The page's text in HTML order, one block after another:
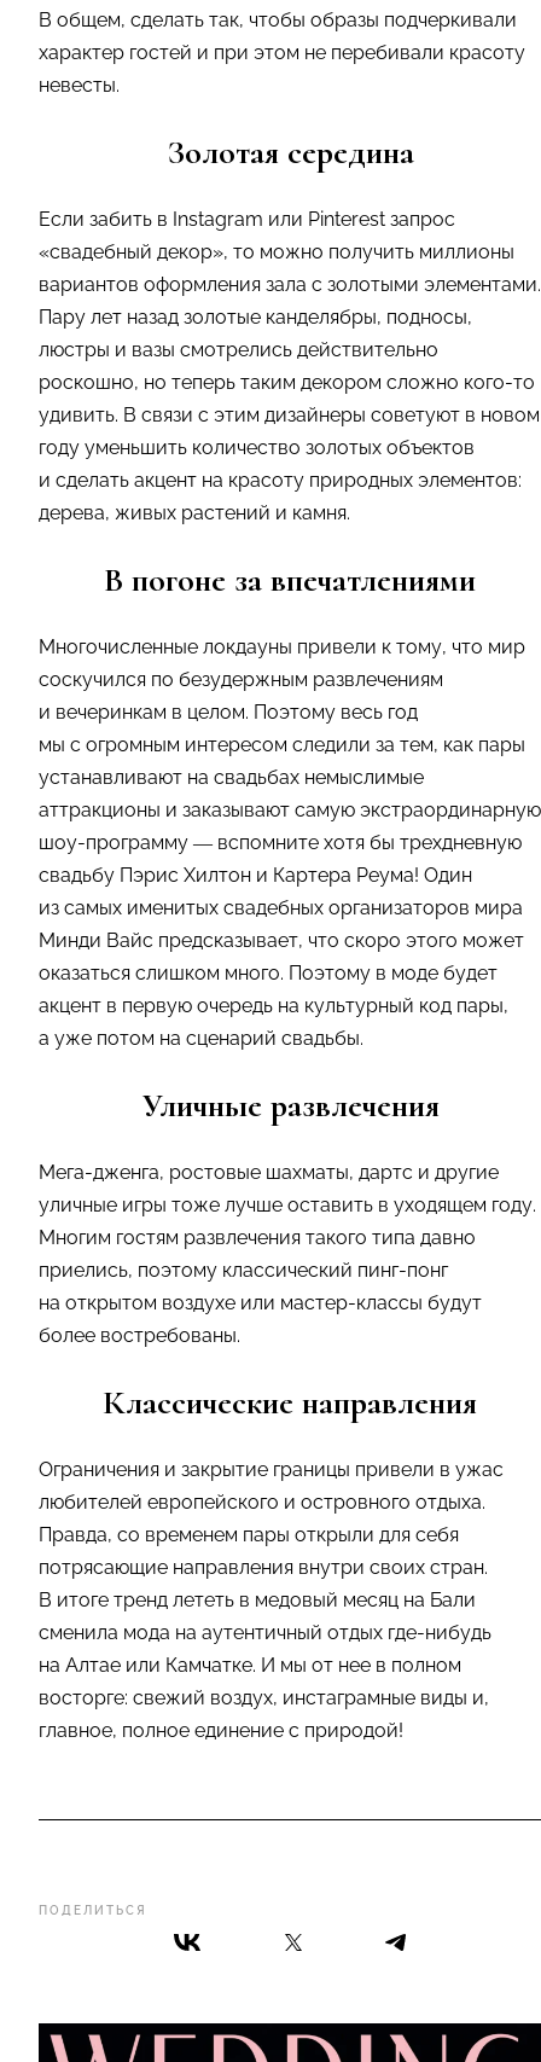
ПОДЕЛИТЬСЯ
В общем, сделать так, чтобы образы подчеркивали
характер гостей и при этом не перебивали красоту
невесты.
Золотая середина
Если забить в Instagram или Pinterest запрос
«свадебный декор», то можно получить миллионы
вариантов оформления зала с золотыми элементами.
Пару лет назад золотые канделябры, подносы,
люстры и вазы смотрелись действительно
роскошно, но теперь таким декором сложно кого-то
удивить. В связи с этим дизайнеры советуют в новом
году уменьшить количество золотых объектов
и сделать акцент на красоту природных элементов:
дерева, живых растений и камня.
В погоне за впечатлениями
Многочисленные локдауны привели к тому, что мир
соскучился по безудержным развлечениям
и вечеринкам в целом. Поэтому весь год
мы с огромным интересом следили за тем, как пары
устанавливают на свадьбах немыслимые
аттракционы и заказывают самую экстраординарную
шоу-программу — вспомните хотя бы трехдневную
свадьбу Пэрис Хилтон и Картера Реума! Один
из самых именитых свадебных организаторов мира
Минди Вайс предсказывает, что скоро этого может
оказаться слишком много. Поэтому в моде будет
акцент в первую очередь на культурный код пары,
а уже потом на сценарий свадьбы.
Уличные развлечения
Мега-дженга, ростовые шахматы, дартс и другие
уличные игры тоже лучше оставить в уходящем году.
Многим гостям развлечения такого типа давно
приелись, поэтому классический пинг-понг
на открытом воздухе или мастер-классы будут
более востребованы.
Классические направления
Ограничения и закрытие границы привели в ужас
любителей европейского и островного отдыха.
Правда, со временем пары открыли для себя
потрясающие направления внутри своих стран.
В итоге тренд лететь в медовый месяц на Бали
сменила мода на аутентичный отдых где-нибудь
на Алтае или Камчатке. И мы от нее в полном
восторге: свежий воздух, инстаграмные виды и,
главное, полное единение с природой!